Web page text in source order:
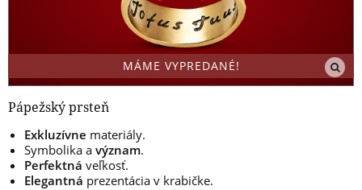
MÁME VYPREDANÉ!
Pápežský prsteň
Exkluzívne materiály.
Symbolika a význam.
Perfektná veľkosť.
Elegantná prezentácia v krabičke.